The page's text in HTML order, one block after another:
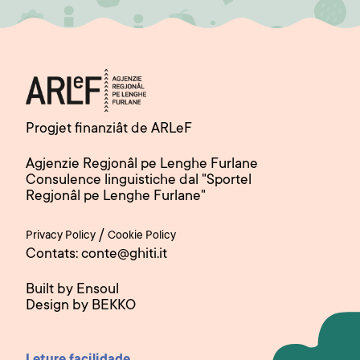
Progjet finanziât de ARLeF
Agjenzie Regjonâl pe Lenghe Furlane
Consulence linguistiche dal "Sportel
Regjonâl pe Lenghe Furlane"
Privacy Policy / Cookie Policy
Contats: conte@ghiti.it
Built by Ensoul
Design by BEKKO